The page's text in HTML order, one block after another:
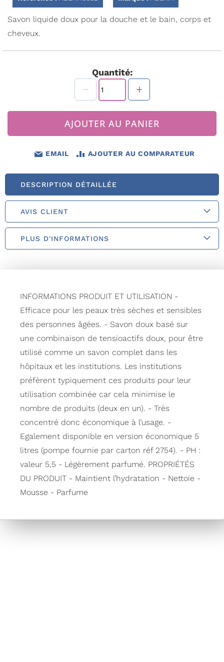
Savon liquide doux pour la douche et le bain, corps et
cheveux.
Quantité:
AJOUTER AU PANIER
EMAIL AJOUTER AU COMPARATEUR
DESCRIPTION DÉTAILLÉE
AVIS CLIENT
PLUS D'INFORMATIONS
INFORMATIONS PRODUIT ET UTILISATION -
Efficace pour les peaux très sèches et sensibles
des personnes âgées. - Savon doux basé sur
une combinaison de tensioactifs doux, pour être
utilisé comme un savon complet dans les
hôpitaux et les institutions. Les institutions
préfèrent typiquement ces produits pour leur
utilisation combinée car cela minimise le
nombre de produits (deux en un). - Très
concentré donc économique à l’usage. -
Egalement disponible en version économique 5
litres (pompe fournie par carton réf 2754). - PH :
valeur 5,5 - Légèrement parfumé. PROPRIÉTÉS
DU PRODUIT - Maintient l’hydratation - Nettoie -
Mousse - Parfume